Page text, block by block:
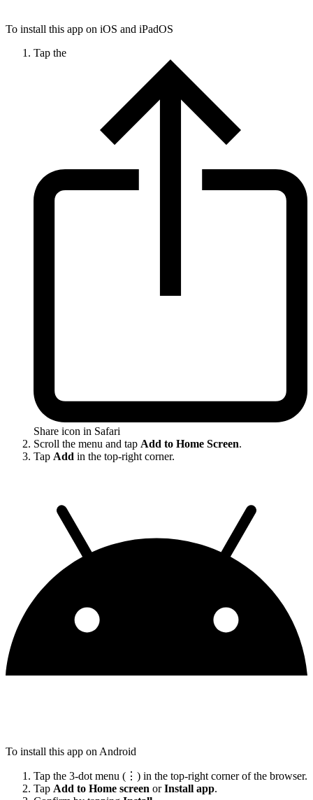
To install this app on iOS and iPadOS
Tap the
Share icon in Safari
Scroll the menu and tap Add to Home Screen.
Tap Add in the top-right corner.
To install this app on Android
Tap the 3-dot menu (⋮) in the top-right corner of the browser.
Tap Add to Home screen orInstall app.